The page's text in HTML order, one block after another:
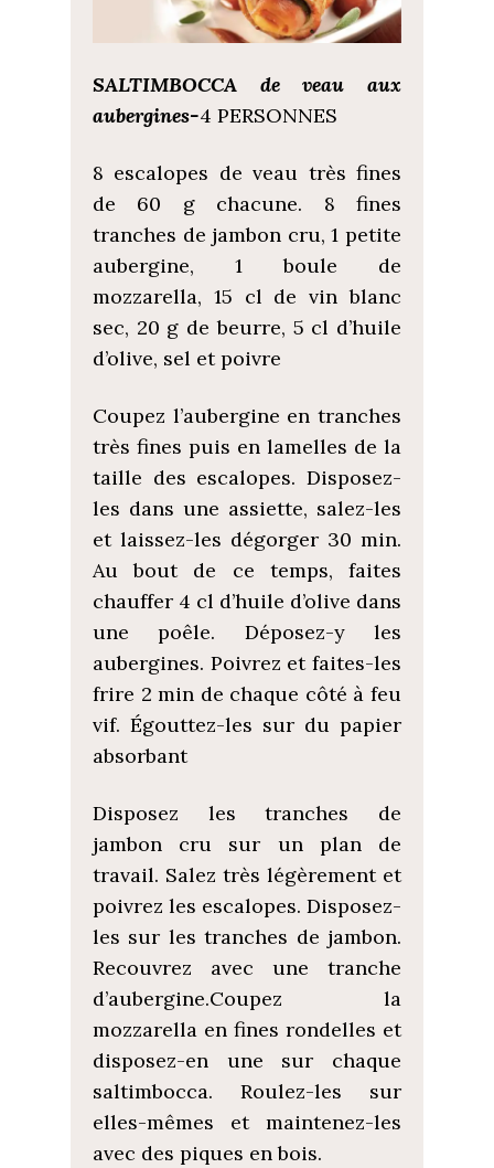
SALTIMBOCCA de veau aux
aubergines-4 PERSONNES
8 escalopes de veau très fines
de 60 g chacune. 8 fines
tranches de jambon cru, 1 petite
aubergine, 1 boule de
mozzarella, 15 cl de vin blanc
sec, 20 g de beurre, 5 cl d’huile
d’olive, sel et poivre
Coupez l’aubergine en tranches
très fines puis en lamelles de la
taille des escalopes. Disposez-
les dans une assiette, salez-les
et laissez-les dégorger 30 min.
Au bout de ce temps, faites
chauffer 4 cl d’huile d’olive dans
une poêle. Déposez-y les
aubergines. Poivrez et faites-les
frire 2 min de chaque côté à feu
vif. Égouttez-les sur du papier
absorbant
Disposez les tranches de
jambon cru sur un plan de
travail. Salez très légèrement et
poivrez les escalopes. Disposez-
les sur les tranches de jambon.
Recouvrez avec une tranche
d’aubergine.Coupez la
mozzarella en fines rondelles et
disposez-en une sur chaque
saltimbocca. Roulez-les sur
elles-mêmes et maintenez-les
avec des piques en bois.